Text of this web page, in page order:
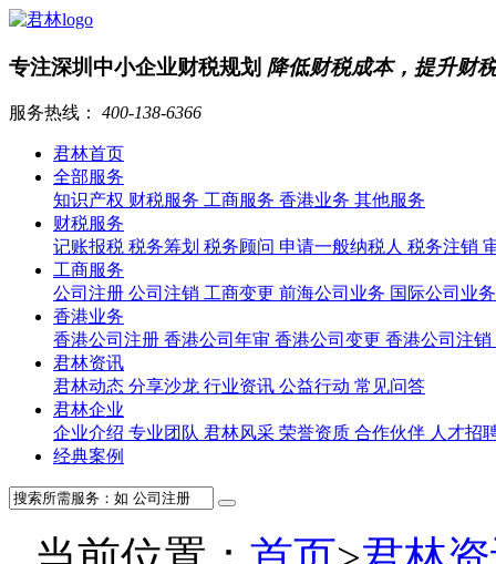
专注深圳中小企业财税规划 降低财税成本，提升财
服务热线： 400-138-6366
君林首页
全部服务
知识产权 财税服务 工商服务 香港业务 其他服务
财税服务
记账报税 税务筹划 税务顾问 申请一般纳税人 税务注销
工商服务
公司注册 公司注销 工商变更 前海公司业务 国际公司业
香港业务
香港公司注册 香港公司年审 香港公司变更 香港公司注销
君林资讯
君林动态 分享沙龙 行业资讯 公益行动 常见问答
君林企业
企业介绍 专业团队 君林风采 荣誉资质 合作伙伴 人才招
经典案例